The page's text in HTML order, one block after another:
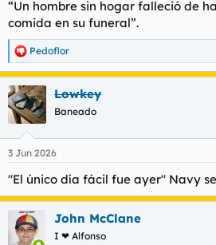
:
“Un hombre sin hogar falleció de
comida en su funeral”.
R
e
a
c
c
i
e
:
Pedoflor
Lowkey
Baneado
3 Jun 2026
"El único día fácil fue ayer" Navy
John McClane
I ❤ Alfonso